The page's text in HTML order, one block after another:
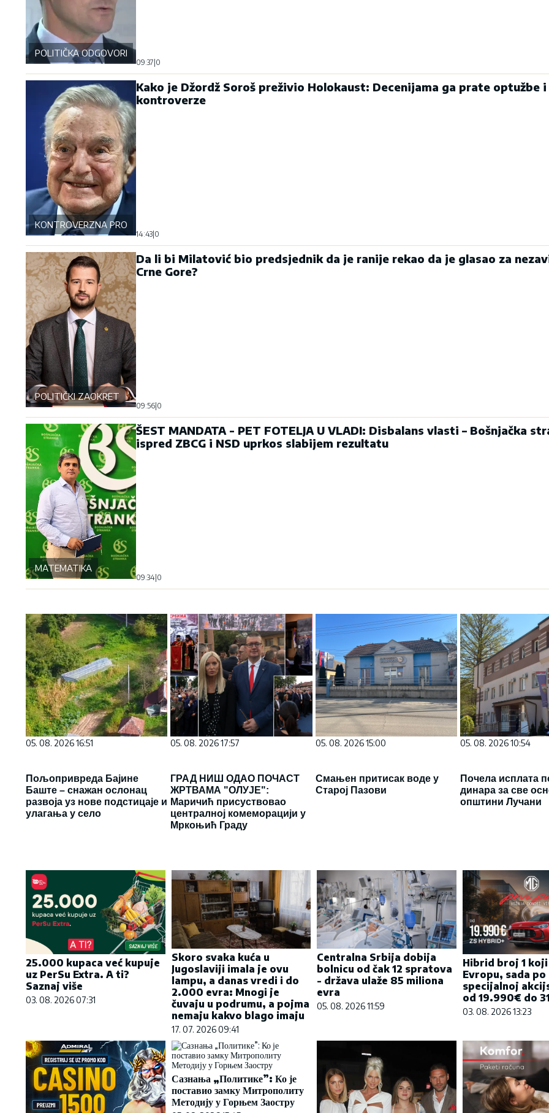
POLITIČKA ODGOVORNOST
09:37 0
KONTROVERZNA PROŠLOST
Kako je Džordž Soroš preživio Holokaust: Decenijama ga prate optužbe i
kontroverze
14:43 0
POLITIČKI ZAOKRET
Da li bi Milatović bio predsjednik da je ranije rekao da je glasao za
Crne Gore?
09:56 0
MATEMATIKA
ŠEST MANDATA - PET FOTELJA U VLADI: Disbalans vlasti – Bošnjačka
ispred ZBCG i NSD uprkos slabijem rezultatu
09:34 0
05. 08. 2026 16:51
Пољопривреда Бајине
Баште – снажан ослонац
развоја уз нове подстицаје и
улагања у село
05. 08. 2026 17:57
ГРАД НИШ ОДАО ПОЧАСТ
ЖРТВАМА "ОЛУЈЕ":
Маричић присуствовао
централној комеморацији у
Мркоњић Граду
05. 08. 2026 15:00
Смањен притисак воде у
Старој Пазови
05. 08. 2026 10:54
Почела исплата
динара за све
општини Лучани
25.000 kupaca već kupuje
uz PerSu Extra. A ti?
Saznaj više
03. 08. 2026 07:31
Skoro svaka kuća u
Jugoslaviji imala je ovu
lampu, a danas vredi i do
2.000 evra: Mnogi je
čuvaju u podrumu, a pojma
nemaju kakvo blago imaju
17. 07. 2026 09:41
Centralna Srbija dobija
bolnicu od čak 12 spratova
- država ulaže 85 miliona
evra
05. 08. 2026 11:59
Hibrid broj 1
Evropu, sada po
specijalnoj
od 19.990€ do
03. 08. 2026 13:23
Сазнања „Политике”: Ко је
поставио замку Митрополиту
Методију у Горњем Заостру